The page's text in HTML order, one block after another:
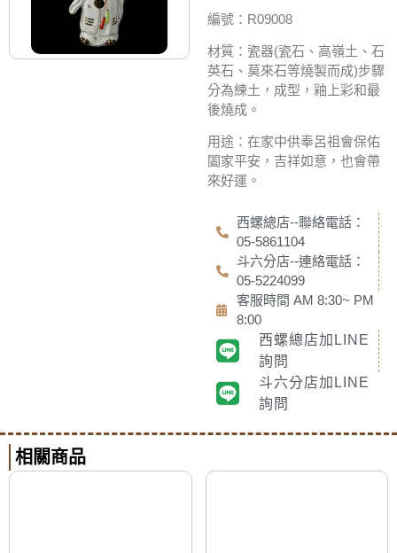
編號：R09008
材質：瓷器(瓷石、高嶺土、石
英石、莫來石等燒製而成)步驟
分為練土，成型，釉上彩和最
後燒成。
用途：在家中供奉呂祖會保佑
闔家平安，吉祥如意， 也會帶
來好運。
西螺總店--聯絡電話：
05-5861104
斗六分店--連絡電話：
05-5224099
客服時間 AM 8:30~ PM
8:00
西螺總店加LINE
詢問
斗六分店加LINE
詢問
相關商品